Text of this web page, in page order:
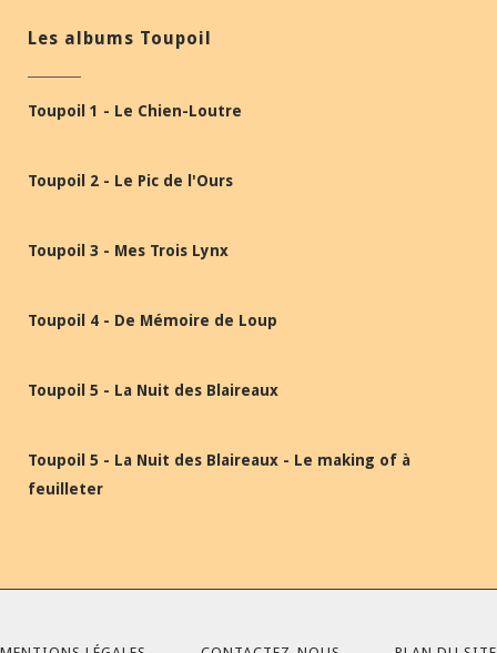
Les albums Toupoil
Toupoil 1 - Le Chien-Loutre
Toupoil 2 - Le Pic de l'Ours
Toupoil 3 - Mes Trois Lynx
Toupoil 4 - De Mémoire de Loup
Toupoil 5 - La Nuit des Blaireaux
Toupoil 5 - La Nuit des Blaireaux - Le making of à
feuilleter